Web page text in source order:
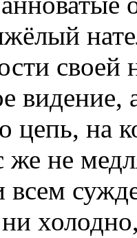
своей
видение,
цепь, на
же не
всем
ни